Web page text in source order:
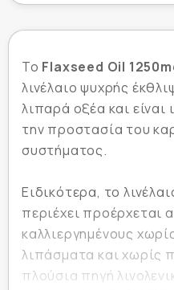
Το Flaxseed Oil
λινέλαιο ψυχρής
λιπαρά οξέα και είναι
την προστασία του
συστήματος.
Ειδικότερα, το
περιέχει προέρχεται
καλλιεργημένους
λιπάσματα και χωρίς
πλούσια πηγή